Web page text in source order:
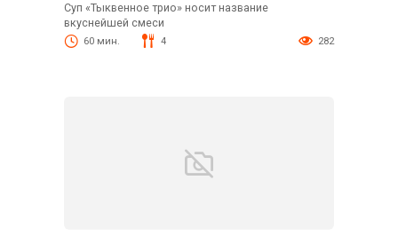
Суп «Тыквенное трио» носит название
вкуснейшей смеси
60 мин. 4 282